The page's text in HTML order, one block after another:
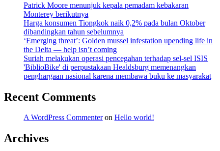
Patrick Moore menunjuk kepala pemadam kebakaran
Monterey berikutnya
Harga konsumen Tiongkok naik 0,2% pada bulan Oktober
dibandingkan tahun sebelumnya
‘Emerging threat’: Golden mussel infestation upending life in
the Delta — help isn’t coming
Suriah melakukan operasi pencegahan terhadap sel-sel ISIS
'BiblioBike' di perpustakaan Healdsburg memenangkan
penghargaan nasional karena membawa buku ke masyarakat
Recent Comments
A WordPress Commenteron Hello world!
Archives